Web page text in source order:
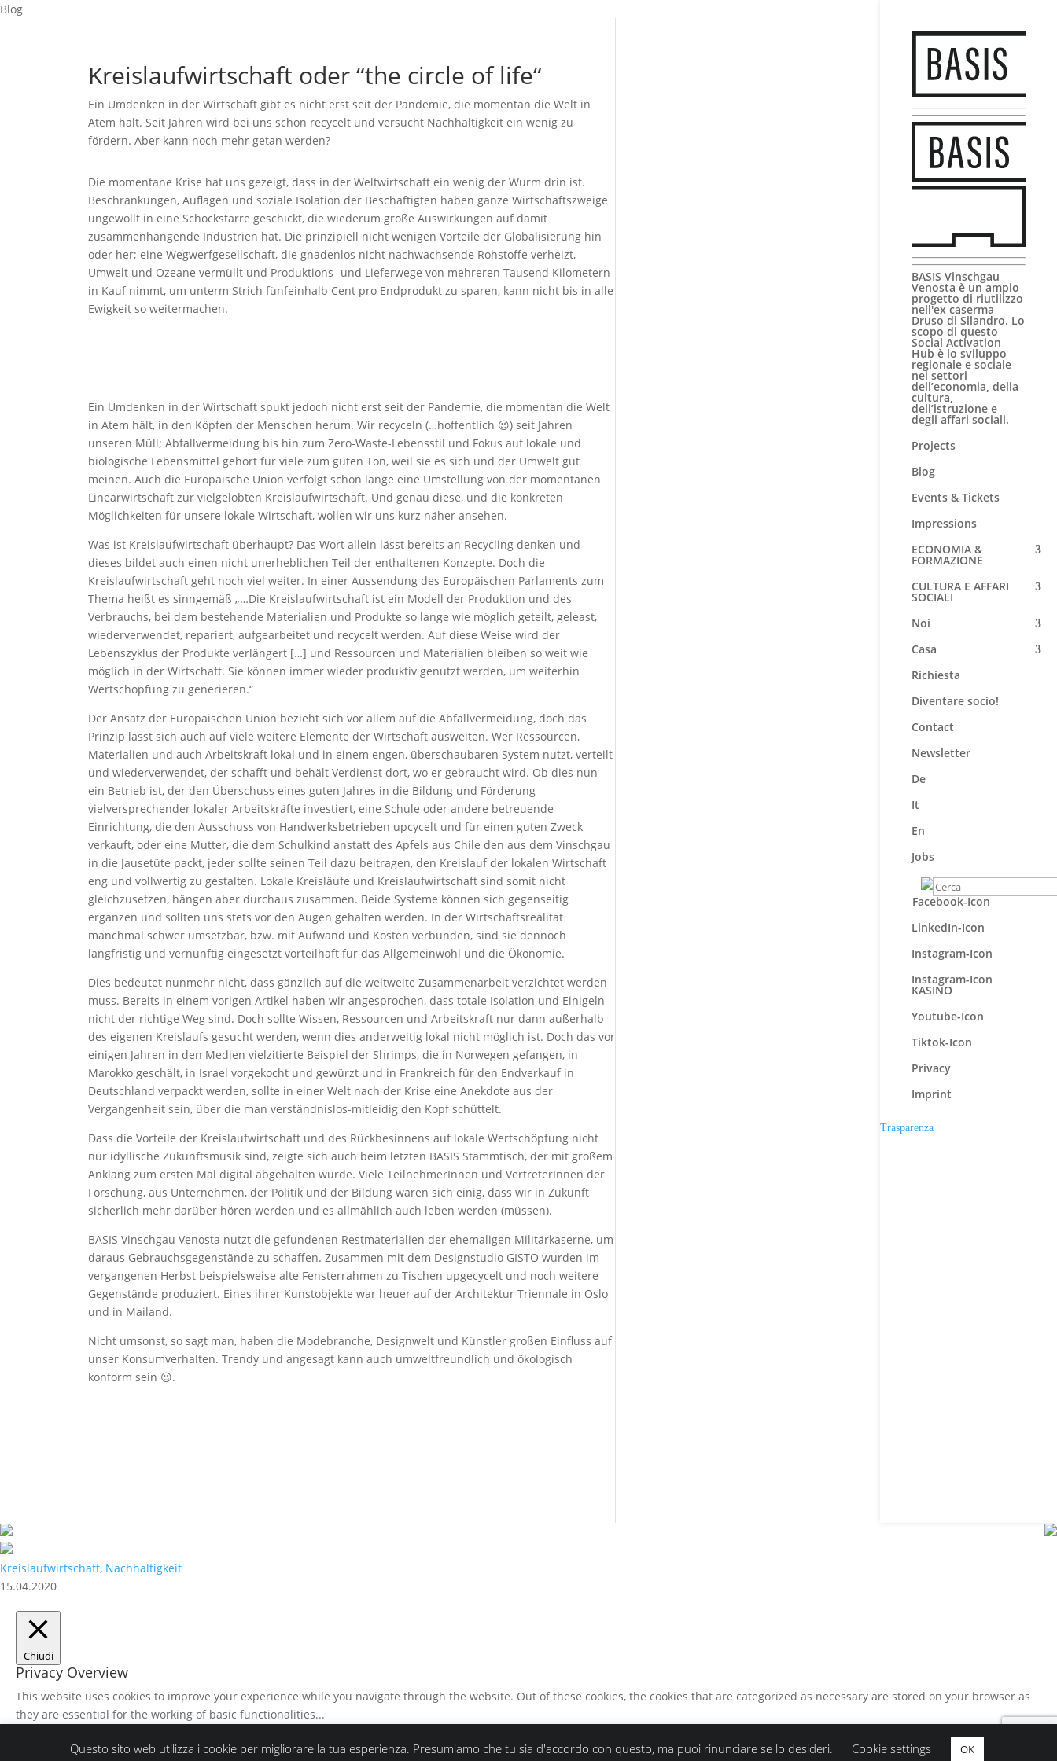
BASIS Vinschgau
Venosta è un ampio
progetto di riutilizzo
nell'ex caserma
Druso di Silandro. Lo
scopo di questo
Social Activation
Hub è lo sviluppo
regionale e sociale
nei settori
dell’economia, della
cultura,
dell’istruzione e
degli affari sociali.
Projects
Blog
Events & Tickets
Impressions
ECONOMIA &
FORMAZIONE
CULTURA E AFFARI
SOCIALI
Noi
Casa
Richiesta
Diventare socio!
Contact
Newsletter
De
It
En
Jobs
Suche
nach:
Facebook-Icon
LinkedIn-Icon
Instagram-Icon
Instagram-Icon
KASINO
Youtube-Icon
Tiktok-Icon
Privacy
Imprint
Trasparenza
Blog
Kreislaufwirtschaft oder “the circle of life“
Ein Umdenken in der Wirtschaft gibt es nicht erst seit der Pandemie, die momentan die Welt in
Atem hält. Seit Jahren wird bei uns schon recycelt und versucht Nachhaltigkeit ein wenig zu
fördern. Aber kann noch mehr getan werden?
Die momentane Krise hat uns gezeigt, dass in der Weltwirtschaft ein wenig der Wurm drin ist.
Beschränkungen, Auflagen und soziale Isolation der Beschäftigten haben ganze Wirtschaftszweige
ungewollt in eine Schockstarre geschickt, die wiederum große Auswirkungen auf damit
zusammenhängende Industrien hat. Die prinzipiell nicht wenigen Vorteile der Globalisierung hin
oder her; eine Wegwerfgesellschaft, die gnadenlos nicht nachwachsende Rohstoffe verheizt,
Umwelt und Ozeane vermüllt und Produktions- und Lieferwege von mehreren Tausend Kilometern
in Kauf nimmt, um unterm Strich fünfeinhalb Cent pro Endprodukt zu sparen, kann nicht bis in alle
Ewigkeit so weitermachen.
Ein Umdenken in der Wirtschaft spukt jedoch nicht erst seit der Pandemie, die momentan die Welt
in Atem hält, in den Köpfen der Menschen herum. Wir recyceln (…hoffentlich 😉) seit Jahren
unseren Müll; Abfallvermeidung bis hin zum Zero-Waste-Lebensstil und Fokus auf lokale und
biologische Lebensmittel gehört für viele zum guten Ton, weil sie es sich und der Umwelt gut
meinen. Auch die Europäische Union verfolgt schon lange eine Umstellung von der momentanen
Linearwirtschaft zur vielgelobten Kreislaufwirtschaft. Und genau diese, und die konkreten
Möglichkeiten für unsere lokale Wirtschaft, wollen wir uns kurz näher ansehen.
Was ist Kreislaufwirtschaft überhaupt? Das Wort allein lässt bereits an Recycling denken und
dieses bildet auch einen nicht unerheblichen Teil der enthaltenen Konzepte. Doch die
Kreislaufwirtschaft geht noch viel weiter. In einer Aussendung des Europäischen Parlaments zum
Thema heißt es sinngemäß „…Die Kreislaufwirtschaft ist ein Modell der Produktion und des
Verbrauchs, bei dem bestehende Materialien und Produkte so lange wie möglich geteilt, geleast,
wiederverwendet, repariert, aufgearbeitet und recycelt werden. Auf diese Weise wird der
Lebenszyklus der Produkte verlängert […] und Ressourcen und Materialien bleiben so weit wie
möglich in der Wirtschaft. Sie können immer wieder produktiv genutzt werden, um weiterhin
Wertschöpfung zu generieren.“
Der Ansatz der Europäischen Union bezieht sich vor allem auf die Abfallvermeidung, doch das
Prinzip lässt sich auch auf viele weitere Elemente der Wirtschaft ausweiten. Wer Ressourcen,
Materialien und auch Arbeitskraft lokal und in einem engen, überschaubaren System nutzt, verteilt
und wiederverwendet, der schafft und behält Verdienst dort, wo er gebraucht wird. Ob dies nun
ein Betrieb ist, der den Überschuss eines guten Jahres in die Bildung und Förderung
vielversprechender lokaler Arbeitskräfte investiert, eine Schule oder andere betreuende
Einrichtung, die den Ausschuss von Handwerksbetrieben upcycelt und für einen guten Zweck
verkauft, oder eine Mutter, die dem Schulkind anstatt des Apfels aus Chile den aus dem Vinschgau
in die Jausetüte packt, jeder sollte seinen Teil dazu beitragen, den Kreislauf der lokalen Wirtschaft
eng und vollwertig zu gestalten. Lokale Kreisläufe und Kreislaufwirtschaft sind somit nicht
gleichzusetzen, hängen aber durchaus zusammen. Beide Systeme können sich gegenseitig
ergänzen und sollten uns stets vor den Augen gehalten werden. In der Wirtschaftsrealität
manchmal schwer umsetzbar, bzw. mit Aufwand und Kosten verbunden, sind sie dennoch
langfristig und vernünftig eingesetzt vorteilhaft für das Allgemeinwohl und die Ökonomie.
Dies bedeutet nunmehr nicht, dass gänzlich auf die weltweite Zusammenarbeit verzichtet werden
muss. Bereits in einem vorigen Artikel haben wir angesprochen, dass totale Isolation und Einigeln
nicht der richtige Weg sind. Doch sollte Wissen, Ressourcen und Arbeitskraft nur dann außerhalb
des eigenen Kreislaufs gesucht werden, wenn dies anderweitig lokal nicht möglich ist. Doch das vor
einigen Jahren in den Medien vielzitierte Beispiel der Shrimps, die in Norwegen gefangen, in
Marokko geschält, in Israel vorgekocht und gewürzt und in Frankreich für den Endverkauf in
Deutschland verpackt werden, sollte in einer Welt nach der Krise eine Anekdote aus der
Vergangenheit sein, über die man verständnislos-mitleidig den Kopf schüttelt.
Dass die Vorteile der Kreislaufwirtschaft und des Rückbesinnens auf lokale Wertschöpfung nicht
nur idyllische Zukunftsmusik sind, zeigte sich auch beim letzten BASIS Stammtisch, der mit großem
Anklang zum ersten Mal digital abgehalten wurde. Viele TeilnehmerInnen und VertreterInnen der
Forschung, aus Unternehmen, der Politik und der Bildung waren sich einig, dass wir in Zukunft
sicherlich mehr darüber hören werden und es allmählich auch leben werden (müssen).
BASIS Vinschgau Venosta nutzt die gefundenen Restmaterialien der ehemaligen Militärkaserne, um
daraus Gebrauchsgegenstände zu schaffen. Zusammen mit dem Designstudio GISTO wurden im
vergangenen Herbst beispielsweise alte Fensterrahmen zu Tischen upgecycelt und noch weitere
Gegenstände produziert. Eines ihrer Kunstobjekte war heuer auf der Architektur Triennale in Oslo
und in Mailand.
Nicht umsonst, so sagt man, haben die Modebranche, Designwelt und Künstler großen Einfluss auf
unser Konsumverhalten. Trendy und angesagt kann auch umweltfreundlich und ökologisch
konform sein 😉.
Kreislaufwirtschaft, Nachhaltigkeit
15.04.2020
Questo sito web utilizza i cookie per migliorare la tua esperienza. Presumiamo che tu sia d'accordo con questo, ma puoi rinunciare se lo desideri. Cookie settings OK
Chiudi
Privacy Overview
This website uses cookies to improve your experience while you navigate through the website. Out of these cookies, the cookies that are categorized as necessary are stored on your browser as
they are essential for the working of basic functionalities...
Powered by